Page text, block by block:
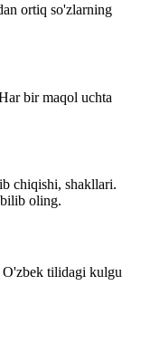
ortiq so'zlarning
bir maqol uchta
chiqishi, shakllari.
oling.
O'zbek tilidagi kulgu